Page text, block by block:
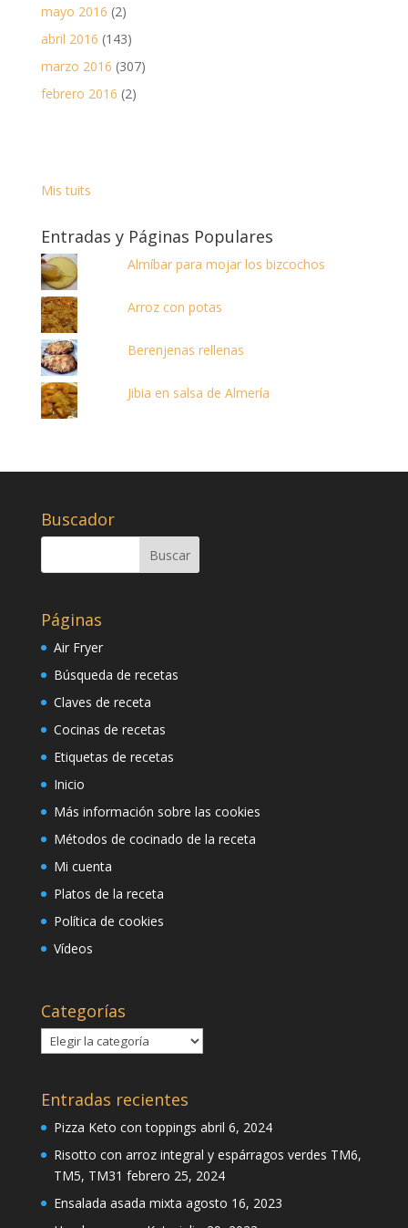
mayo 2016 (2)
abril 2016 (143)
marzo 2016 (307)
febrero 2016 (2)
Mis tuits
Entradas y Páginas Populares
Almíbar para mojar los bizcochos
Arroz con potas
Berenjenas rellenas
Jibia en salsa de Almería
Buscador
Páginas
Air Fryer
Búsqueda de recetas
Claves de receta
Cocinas de recetas
Etiquetas de recetas
Inicio
Más información sobre las cookies
Métodos de cocinado de la receta
Mi cuenta
Platos de la receta
Política de cookies
Vídeos
Categorías
Categorías
Entradas recientes
Pizza Keto con toppings abril 6, 2024
Risotto con arroz integral y espárragos verdes TM6,
TM5, TM31 febrero 25, 2024
Ensalada asada mixta agosto 16, 2023